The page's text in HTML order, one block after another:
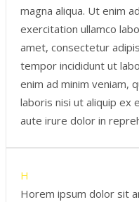
magna aliqua. Ut enim
exercitation ullamco
amet, consectetur
tempor incididunt ut
enim ad minim veniam,
laboris nisi ut aliquip ex
aute irure dolor in
H
Horem ipsum dolor sit